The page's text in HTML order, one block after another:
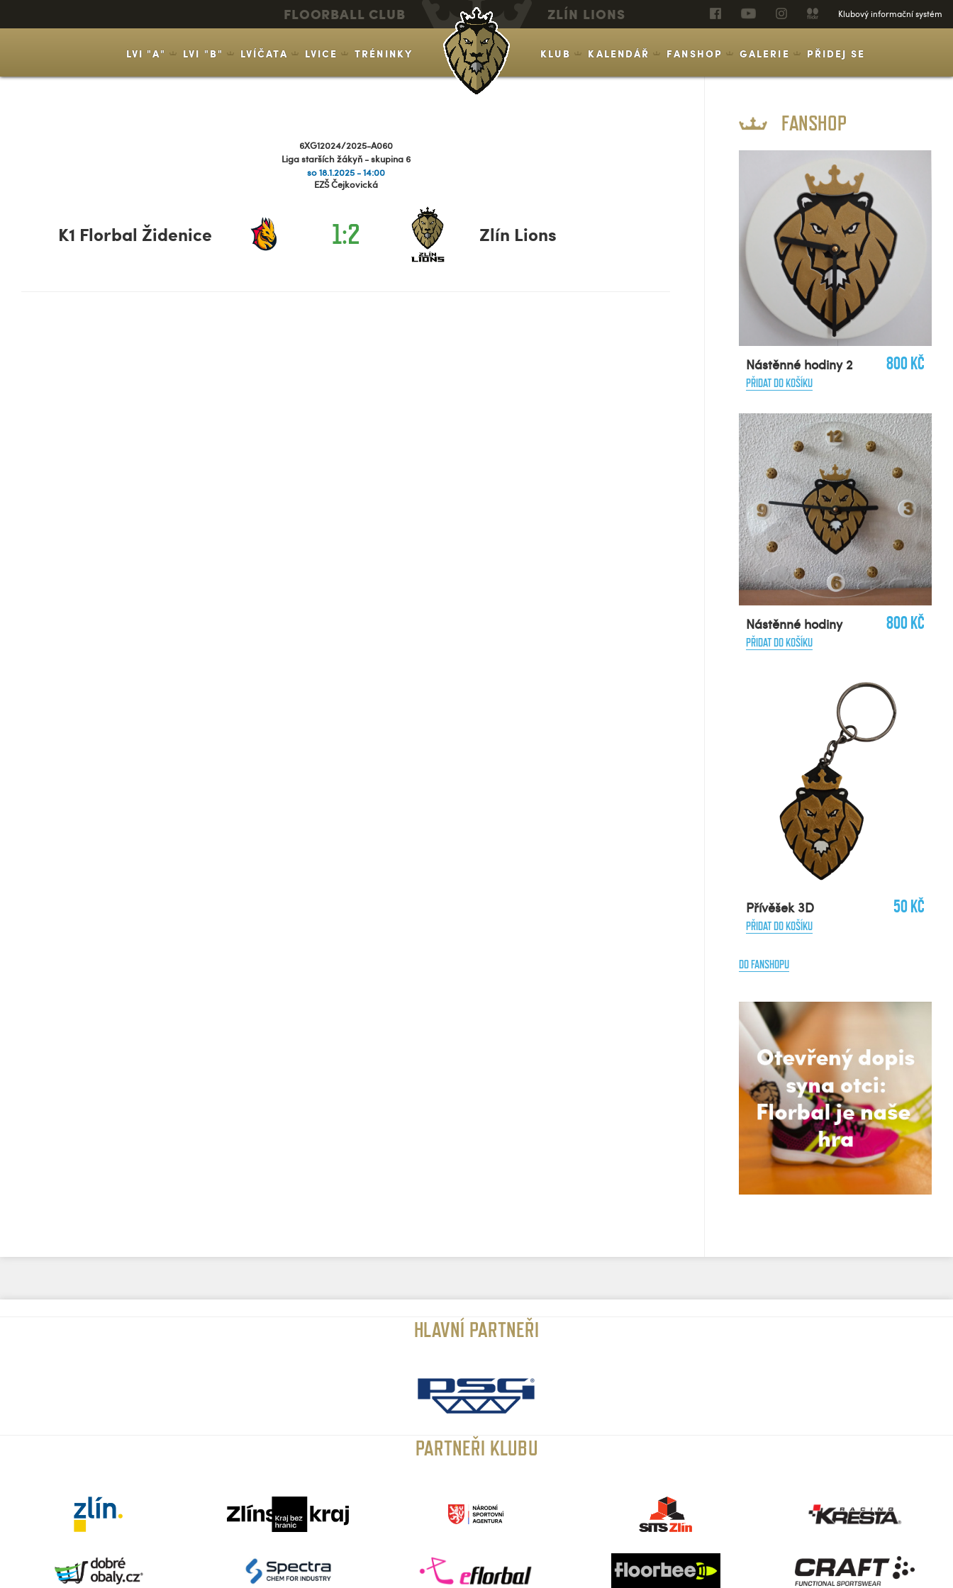
FLOORBALL CLUB ZLÍN LIONS Klubový informační systém
LVI "A" LVI "B" LVÍČATA LVICE TRÉNINKY KLUB KALENDÁŘ FANSHOP GALERIE PŘIDEJ SE
6XG12024/2025-A060
Liga starších žákyň - skupina 6
so 18.1.2025 - 14:00
EZŠ Čejkovická
K1 Florbal Židenice 1:2 Zlín Lions
FANSHOP
Nástěnné hodiny 2
PŘIDAT DO KOŠÍKU
800 Kč
Nástěnné hodiny
PŘIDAT DO KOŠÍKU
800 Kč
Přívěšek 3D
PŘIDAT DO KOŠÍKU
50 Kč
DO FANSHOPU
HLAVNÍ PARTNEŘI
PARTNEŘI KLUBU